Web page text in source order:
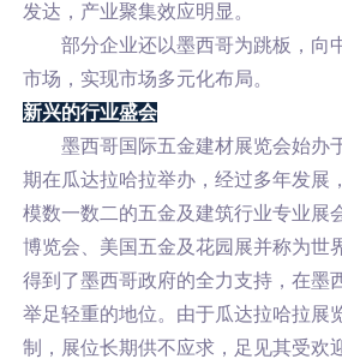
发达，产业聚集效应明显。
部分企业还以墨西哥为跳板，向
市场，实现市场多元化布局。
新兴的行业盛会
墨西哥国际五金建材展览会始办
期在瓜达拉哈拉举办，经过多年发展
模数一数二的五金及建筑行业专业展
博览会、美国五金及花园展并称为世
得到了墨西哥政府的全力支持，在墨
举足轻重的地位。由于瓜达拉哈拉展
制，展位长期供不应求，足见其受欢